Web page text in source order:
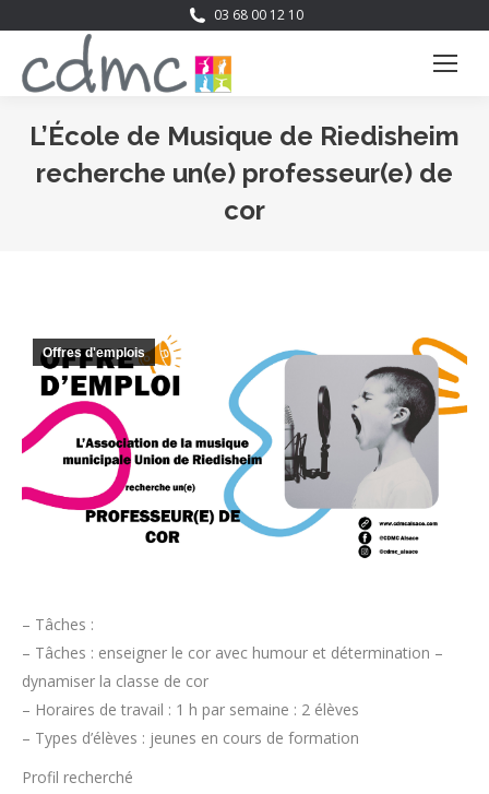
03 68 00 12 10
L’École de Musique de Riedisheim
recherche un(e) professeur(e) de
cor
Offres d'emplois
– Tâches :
– Tâches : enseigner le cor avec humour et détermination –
dynamiser la classe de cor
– Horaires de travail : 1 h par semaine : 2 élèves
– Types d’élèves : jeunes en cours de formation
Profil recherché